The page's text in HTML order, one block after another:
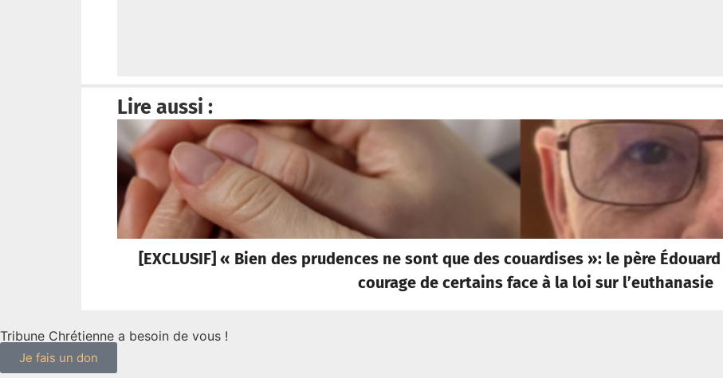
Lire aussi :
[EXCLUSIF] « Bien des prudences ne sont que des couardises »: le père
courage de certains face à la loi sur l’euthanasie
Tribune Chrétienne a besoin de vous !
Je fais un don